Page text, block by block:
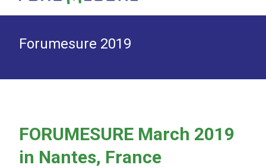
Forumesure 2019
FORUMESURE March 2019
in Nantes, France